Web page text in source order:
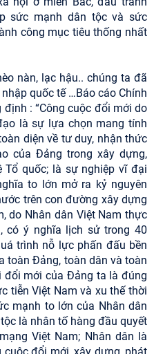
sức mạnh dân tộc và sức
công mục tiêu thống nhất
nàn, lạc hậu.. chúng ta đã
quốc tế …Báo cáo Chính
: “Công cuộc đổi mới do
là sự lựa chọn mang tính
diện về tư duy, nhận thức
của Đảng trong xây dựng,
quốc; là sự nghiệp vĩ đại
to lớn mở ra kỷ nguyên
trên con đường xây dựng
do Nhân dân Việt Nam thực
có ý nghĩa lịch sử trong 40
trình nỗ lực phấn đấu bền
toàn Đảng, toàn dân và toàn
mới của Đảng ta là đúng
tiễn Việt Nam và xu thế thời
mạnh to lớn của Nhân dân
là nhân tố hàng đầu quyết
Việt Nam; Nhân dân là